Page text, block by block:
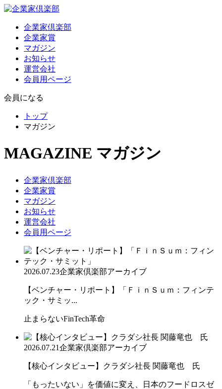
企業家倶楽部
企業家賞
マガジン
お知らせ
運営会社
会員用ページ
会員になる
トップ
マガジン
MAGAZINE マガジン
企業家倶楽部
企業家賞
マガジン
お知らせ
運営会社
会員用ページ
2026.07.23企業家倶楽部アーカイブ
【ベンチャー・リポート】「ＦｉｎＳｕｍ：フィンテ
ック・サミッ...
止まらないFinTech革命
2026.07.21企業家倶楽部アーカイブ
【核心インタビュー】クラダシ社長 関藤竜也 氏
「もったいない」を価値に変え、日本のフードロスゼ